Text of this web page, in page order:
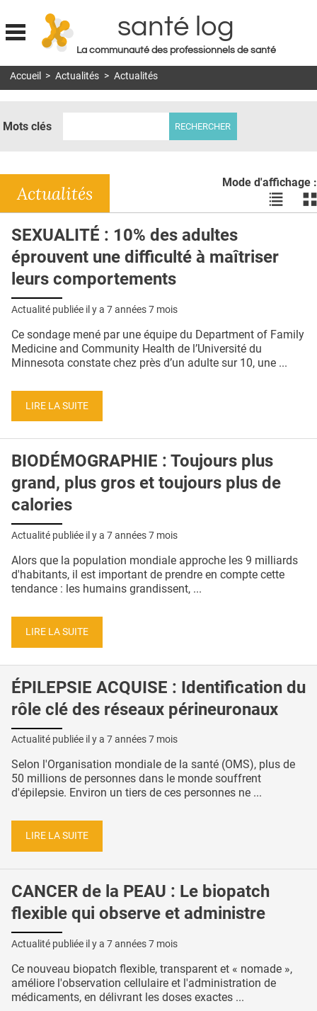
Jump to navigation
santé log
La communauté des professionnels de santé
MON COMPTE
DOSSIERS
RÉSEAUX
E-REVUE SAD
THÉMA
L'APP
PUBLICITÉ
CONTACT
Accueil > Actualités > Actualités
Mots clés
Mode d'affichage :
Voir
les
liste
les
Actualités
SEXUALITÉ : 10% des adultes
éprouvent une difficulté à maîtriser
leurs comportements
Actualité publiée il y a 7 années 7 mois
Ce sondage mené par une équipe du Department of Family
Medicine and Community Health de l’Université du
Minnesota constate chez près d’un adulte sur 10, une ...
LIRE LA SUITE
BIODÉMOGRAPHIE : Toujours plus
grand, plus gros et toujours plus de
calories
Actualité publiée il y a 7 années 7 mois
Alors que la population mondiale approche les 9 milliards
d'habitants, il est important de prendre en compte cette
tendance : les humains grandissent, ...
LIRE LA SUITE
ÉPILEPSIE ACQUISE : Identification du
rôle clé des réseaux périneuronaux
Actualité publiée il y a 7 années 7 mois
Selon l'Organisation mondiale de la santé (OMS), plus de
50 millions de personnes dans le monde souffrent
d'épilepsie. Environ un tiers de ces personnes ne ...
LIRE LA SUITE
CANCER de la PEAU : Le biopatch
flexible qui observe et administre
Actualité publiée il y a 7 années 7 mois
Ce nouveau biopatch flexible, transparent et « nomade »,
améliore l'observation cellulaire et l'administration de
médicaments, en délivrant les doses exactes ...